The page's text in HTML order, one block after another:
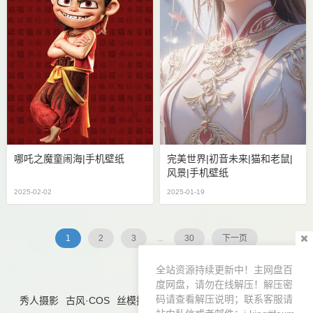
哪吒之魔童闹海|手机壁纸
2025-02-02
完美世界|初音未来|猫和老鼠|
风景|手机壁纸
2025-01-19
1 2 3 ... 30 下一页
秀人摄影 古风·COS 丝模摄影 精品摄影 优质壁纸
合集导航
全站资源持续更新中！主网盘百
度网盘，请勿在线解压！解压密
码请查看解压说明；联系客服请